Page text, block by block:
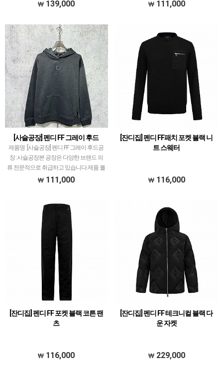
브랜드 의류 전문적으로 취급하고 있습니
나, 디테일 좋지…
139,000
는 1티어~2티어급으로 가성비 제품이기
111,000
[사슬공장] 펜디 FF 그레이 후드
제품명 :[사슬공장] 펜디 FF 그레이 후드공
장 :사슬공장본 공장은 다양한 브랜드 의
류 전문적으로 취급하고 있습니다.제품 퀄
리티는 1티어~2티어급으로 가성비 제품
111,000
[잔디집] 펜디 FF패치 포켓 블랙 니
트 스웨터
116,000
[잔디집] 펜디 FF 포켓 블랙 코튼 팬
츠
116,000
[잔디집] 펜디 FF 테크니컬 블랙 다
운 자켓
229,000